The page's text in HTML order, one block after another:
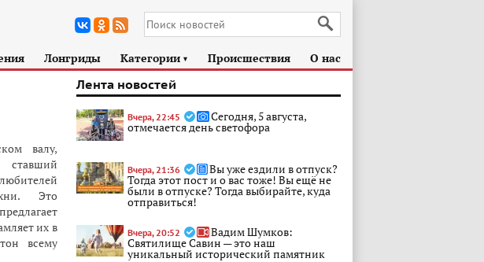
Лонгриды Категории ► Происшествия О нас
валу,
Это
их в
всему
Лента новостей
Вчера, 22:45 Сегодня, 5 августа,
отмечается день светофора
Вчера, 21:36 Вы уже ездили в отпуск?
Тогда этот пост и о вас тоже! Вы ещё не
были в отпуске? Тогда выбирайте, куда
отправиться!
Вчера, 20:52 Вадим Шумков:
Святилище Савин — это наш
уникальный исторический памятник